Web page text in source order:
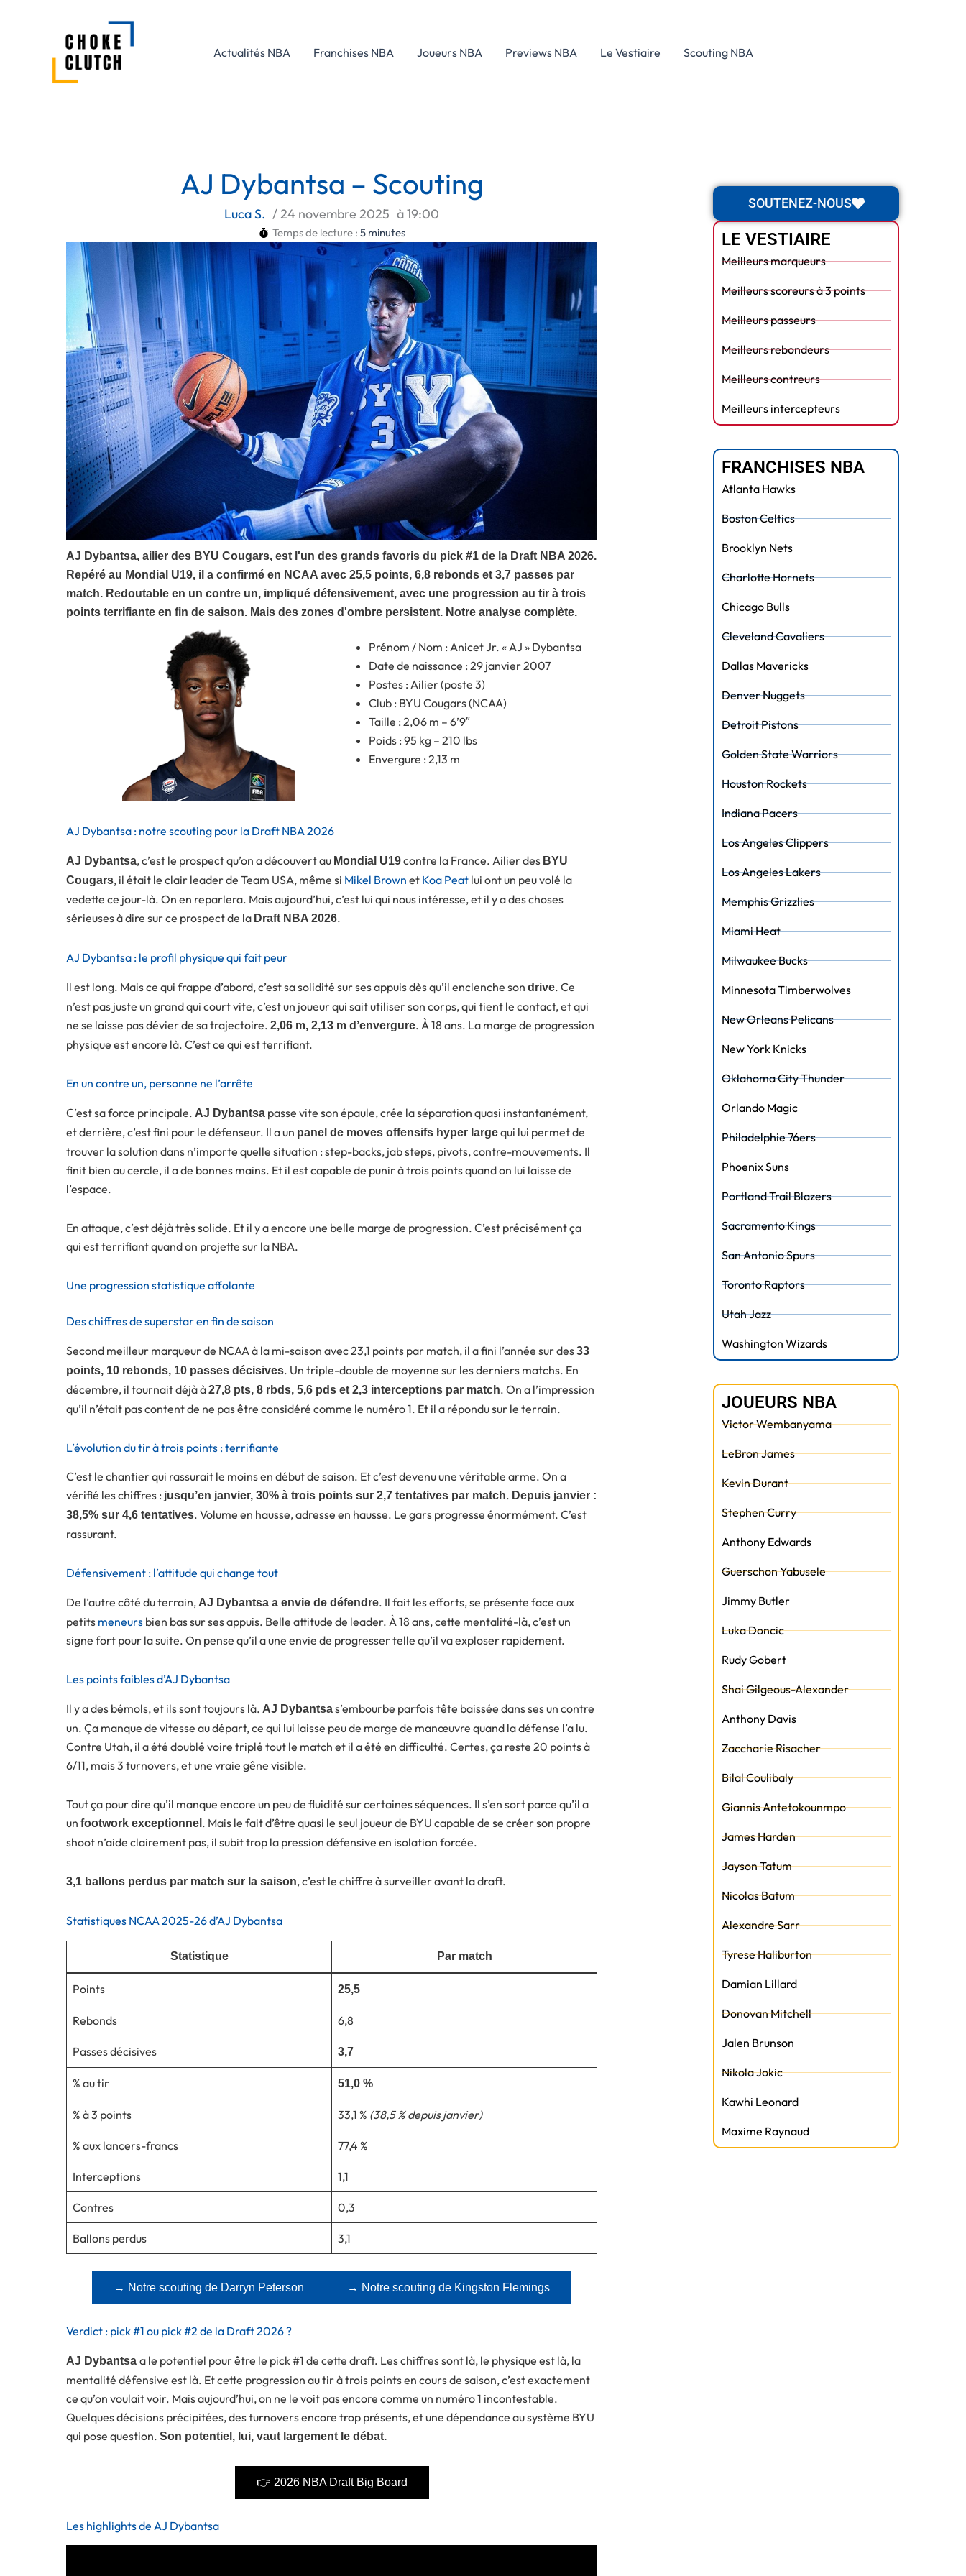
Actualités NBA Franchises NBA Joueurs NBA Previews NBA Le Vestiaire Scouting NBA
AJ Dybantsa – Scouting
Luca S. /24 novembre 2025 à19:00
Temps de lecture : 5minutes
AJ Dybantsa, ailier des BYU Cougars, est l'un des grands favoris du pick #1 de la Draft NBA 2026.
Repéré au Mondial U19, il a confirmé en NCAA avec 25,5 points, 6,8 rebonds et 3,7 passes par
match. Redoutable en un contre un, impliqué défensivement, avec une progression au tir à trois
points terrifiante en fin de saison. Mais des zones d'ombre persistent. Notre analyse complète.
Prénom / Nom : Anicet Jr. « AJ » Dybantsa
Date de naissance : 29 janvier 2007
Postes : Ailier (poste 3)
Club : BYU Cougars (NCAA)
Taille : 2,06 m – 6’9″
Poids : 95 kg – 210 lbs
Envergure : 2,13 m
AJ Dybantsa : notre scouting pour la Draft NBA 2026
AJ Dybantsa, c’est le prospect qu’on a découvert au Mondial U19contre la France. Ailier des BYU
Cougars, il était le clair leader de Team USA, même si Mikel Brown et Koa Peat lui ont un peu volé la
vedette ce jour-là. On en reparlera. Mais aujourd’hui, c’est lui qui nous intéresse, et il y a des choses
sérieuses à dire sur ce prospect de la Draft NBA 2026.
AJ Dybantsa : le profil physique qui fait peur
Il est long. Mais ce qui frappe d’abord, c’est sa solidité sur ses appuis dès qu’il enclenche son drive. Ce
n’est pas juste un grand qui court vite, c’est un joueur qui sait utiliser son corps, qui tient le contact, et qui
ne se laisse pas dévier de sa trajectoire. 2,06 m, 2,13 m d’envergure. À 18 ans. La marge de progression
physique est encore là. C’est ce qui est terrifiant.
En un contre un, personne ne l’arrête
C’est sa force principale. AJ Dybantsa passe vite son épaule, crée la séparation quasi instantanément,
et derrière, c’est fini pour le défenseur. Il a un panel de moves offensifs hyper largequi lui permet de
trouver la solution dans n’importe quelle situation : step-backs, jab steps, pivots, contre-mouvements. Il
finit bien au cercle, il a de bonnes mains. Et il est capable de punir à trois points quand on lui laisse de
l’espace.
En attaque, c’est déjà très solide. Et il y a encore une belle marge de progression. C’est précisément ça
qui est terrifiant quand on projette sur la NBA.
Une progression statistique affolante
Des chiffres de superstar en fin de saison
Second meilleur marqueur de NCAA à la mi-saison avec 23,1 points par match, il a fini l’année sur des33
points, 10 rebonds, 10 passes décisives. Un triple-double de moyenne sur les derniers matchs. En
décembre, il tournait déjà à27,8 pts, 8 rbds, 5,6 pds et 2,3 interceptions par match. On a l’impression
qu’il n’était pas content de ne pas être considéré comme le numéro 1. Et il a répondu sur le terrain.
L’évolution du tir à trois points : terrifiante
C’est le chantier qui rassurait le moins en début de saison. Et c’est devenu une véritable arme. On a
vérifié les chiffres : jusqu’en janvier, 30% à trois points sur 2,7 tentatives par match. Depuis janvier :
38,5% sur 4,6 tentatives. Volume en hausse, adresse en hausse. Le gars progresse énormément. C’est
rassurant.
Défensivement : l’attitude qui change tout
De l’autre côté du terrain, AJ Dybantsa a envie de défendre. Il fait les efforts, se présente face aux
petits meneurs bien bas sur ses appuis. Belle attitude de leader. À 18 ans, cette mentalité-là, c’est un
signe fort pour la suite. On pense qu’il a une envie de progresser telle qu’il va exploser rapidement.
Les points faibles d’AJ Dybantsa
Il y a des bémols, et ils sont toujours là. AJ Dybantsas’embourbe parfois tête baissée dans ses un contre
un. Ça manque de vitesse au départ, ce qui lui laisse peu de marge de manœuvre quand la défense l’a lu.
Contre Utah, il a été doublé voire triplé tout le match et il a été en difficulté. Certes, ça reste 20 points à
6/11, mais 3 turnovers, et une vraie gêne visible.
Tout ça pour dire qu’il manque encore un peu de fluidité sur certaines séquences. Il s’en sort parce qu’il a
un footwork exceptionnel . Mais le fait d’être quasi le seul joueur de BYU capable de se créer son propre
shoot n’aide clairement pas, il subit trop la pression défensive en isolation forcée.
3,1 ballons perdus par match sur la saison, c’est le chiffre à surveiller avant la draft.
Statistiques NCAA 2025-26 d’AJ Dybantsa
Statistique Par match
Points 25,5
Rebonds 6,8
Passes décisives 3,7
% au tir 51,0 %
% à 3 points 33,1 % (38,5 % depuis janvier)
% aux lancers-francs 77,4 %
Interceptions 1,1
Contres 0,3
Ballons perdus 3,1
→ Notre scouting de Darryn Peterson → Notre scouting de Kingston Flemings
Verdict : pick #1 ou pick #2 de la Draft 2026 ?
AJ Dybantsa a le potentiel pour être le pick #1 de cette draft. Les chiffres sont là, le physique est là, la
mentalité défensive est là. Et cette progression au tir à trois points en cours de saison, c’est exactement
ce qu’on voulait voir. Mais aujourd’hui, on ne le voit pas encore comme un numéro 1 incontestable.
Quelques décisions précipitées, des turnovers encore trop présents, et une dépendance au système BYU
qui pose question. Son potentiel, lui, vaut largement le débat.
👉 2026 NBA Draft Big Board
Les highlights de AJ Dybantsa
SOUTENEZ-NOUS
LE VESTIAIRE
Meilleurs marqueurs
Meilleurs scoreurs à 3 points
Meilleurs passeurs
Meilleurs rebondeurs
Meilleurs contreurs
Meilleurs intercepteurs
FRANCHISES NBA
Atlanta Hawks
Boston Celtics
Brooklyn Nets
Charlotte Hornets
Chicago Bulls
Cleveland Cavaliers
Dallas Mavericks
Denver Nuggets
Detroit Pistons
Golden State Warriors
Houston Rockets
Indiana Pacers
Los Angeles Clippers
Los Angeles Lakers
Memphis Grizzlies
Miami Heat
Milwaukee Bucks
Minnesota Timberwolves
New Orleans Pelicans
New York Knicks
Oklahoma City Thunder
Orlando Magic
Philadelphie 76ers
Phoenix Suns
Portland Trail Blazers
Sacramento Kings
San Antonio Spurs
Toronto Raptors
Utah Jazz
Washington Wizards
JOUEURS NBA
Victor Wembanyama
LeBron James
Kevin Durant
Stephen Curry
Anthony Edwards
Guerschon Yabusele
Jimmy Butler
Luka Doncic
Rudy Gobert
Shai Gilgeous-Alexander
Anthony Davis
Zaccharie Risacher
Bilal Coulibaly
Giannis Antetokounmpo
James Harden
Jayson Tatum
Nicolas Batum
Alexandre Sarr
Tyrese Haliburton
Damian Lillard
Donovan Mitchell
Jalen Brunson
Nikola Jokic
Kawhi Leonard
Maxime Raynaud